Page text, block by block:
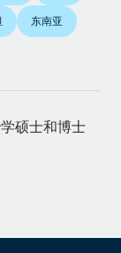
锣密鼓的最
动该倡议先
国集团和美
土库曼斯坦
、日本和澳
获得过美国
奖。
会副主席，
东南亚
硕士和博士